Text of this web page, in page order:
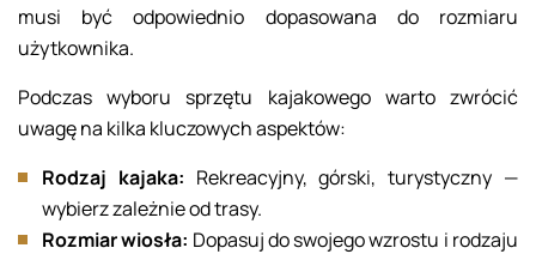
musi być odpowiednio dopasowana do rozmiaru
użytkownika.
Podczas wyboru sprzętu kajakowego warto zwrócić
uwagę na kilka kluczowych aspektów:
Rodzaj kajaka: Rekreacyjny, górski, turystyczny —
wybierz zależnie od trasy.
Rozmiar wiosła: Dopasuj do swojego wzrostu i rodzaju